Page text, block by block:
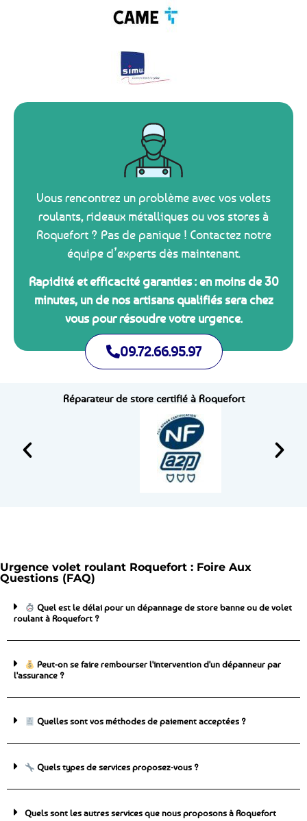
Vous rencontrez un problème avec vos volets
roulants, rideaux métalliques ou vos stores à
Roquefort ? Pas de panique ! Contactez notre
équipe d’experts dès maintenant.
Rapidité et efficacité garanties : en moins de 30
minutes, un de nos artisans qualifiés sera chez
vous pour résoudre votre urgence.
09.72.66.95.97
Réparateur de store certifié à Roquefort
Urgence volet roulant Roquefort : Foire Aux
Questions (FAQ)
Quel est le délai pour un dépannage de store banne ou de volet
roulant à Roquefort ?
Peut-on se faire rembourser l'intervention d'un dépanneur par
l'assurance ?
Quelles sont vos méthodes de paiement acceptées ?
Quels types de services proposez-vous ?
Quels sont les autres services que nous proposons à Roquefort